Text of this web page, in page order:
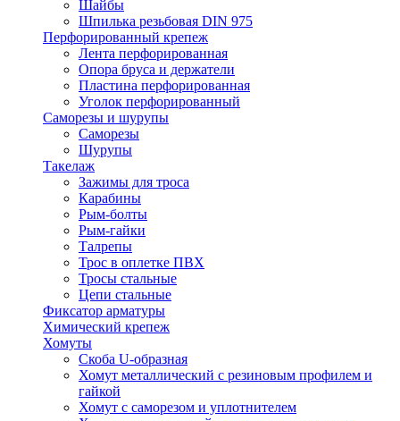
Шайбы
Шпилька резьбовая DIN 975
Перфорированный крепеж
Лента перфорированная
Опора бруса и держатели
Пластина перфорированная
Уголок перфорированный
Саморезы и шурупы
Саморезы
Шурупы
Такелаж
Зажимы для троса
Карабины
Рым-болты
Рым-гайки
Талрепы
Трос в оплетке ПВХ
Тросы стальные
Цепи стальные
Фиксатор арматуры
Химический крепеж
Хомуты
Скоба U-образная
Хомут металлический с резиновым профилем и
гайкой
Хомут с саморезом и уплотнителем